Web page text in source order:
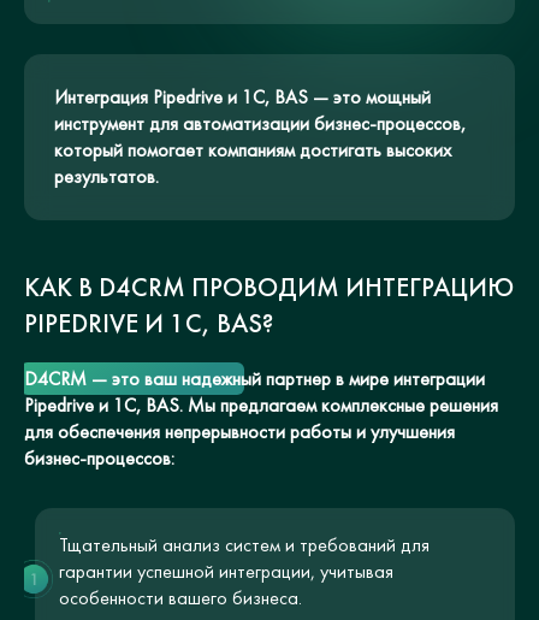
Интеграция Pipedrive и 1С, BAS — это мощный
инструмент для автоматизации бизнес-процессов,
который помогает компаниям достигать высоких
результатов.
КАК В D4CRM ПРОВОДИМ ИНТЕГРАЦИЮ
PIPEDRIVE И 1С, BAS?
D4CRM — это ваш надежный партнер в мире интеграции
Pipedrive и 1С, BAS. Мы предлагаем комплексные решения
для обеспечения непрерывности работы и улучшения
бизнес-процессов:
Тщательный анализ систем и требований для
гарантии успешной интеграции, учитывая
особенности вашего бизнеса.
1